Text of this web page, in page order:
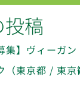
稿
集】ヴィーガ
（東京都 / 東京